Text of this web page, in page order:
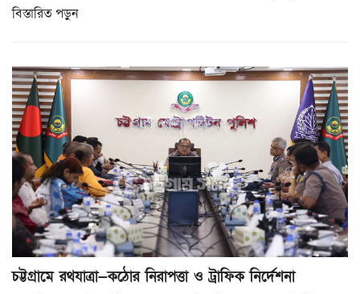
বিস্তারিত পড়ুন
চট্টগ্রামে রথযাত্রা—কঠোর নিরাপত্তা ও ট্রাফিক নির্দেশনা